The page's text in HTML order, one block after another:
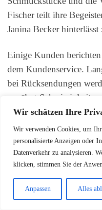
Wir schätzen Ihre
Wir verwenden Cookies, um
personalisierte Anzeigen oder
Datenverkehr zu analysieren.
klicken, stimmen Sie der
Anpassen Alles
Fischer teilt ihre
Janina Becker
Einige Kunden
dem Kundenservice.
bei Rücksendungen
erwähnt
Gutscheinen auf
Trotz einzelner
Resonanz. Der Pandora
beliebtes Geschenk in
tägliche Freude über
Armbänder steht im